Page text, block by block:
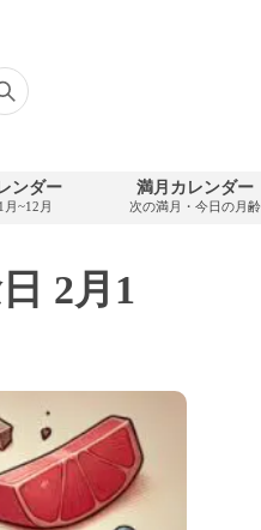
ンダー
月~12月
満月カレンダー
次の満月・今日の月齢
2月1